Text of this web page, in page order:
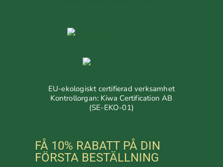
EU-ekologiskt certifierad verksamhet
Kontrollorgan: Kiwa Certification AB
(SE-EKO-01)
FÅ 10% RABATT PÅ DIN
FÖRSTA BESTÄLLNING